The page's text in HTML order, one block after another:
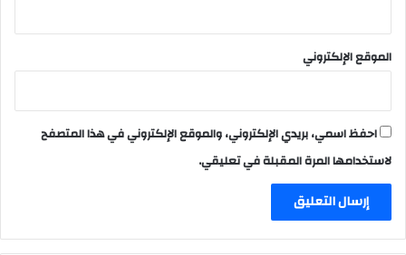
الموقع الإلكتروني
احفظ اسمي، بريدي الإلكتروني، والموقع الإلكتروني في هذا المتصفح
لاستخدامها المرة المقبلة في تعليقي.